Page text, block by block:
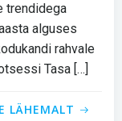
trendidega
alguses
rahvale
Tasa […]
LÄHEMALT